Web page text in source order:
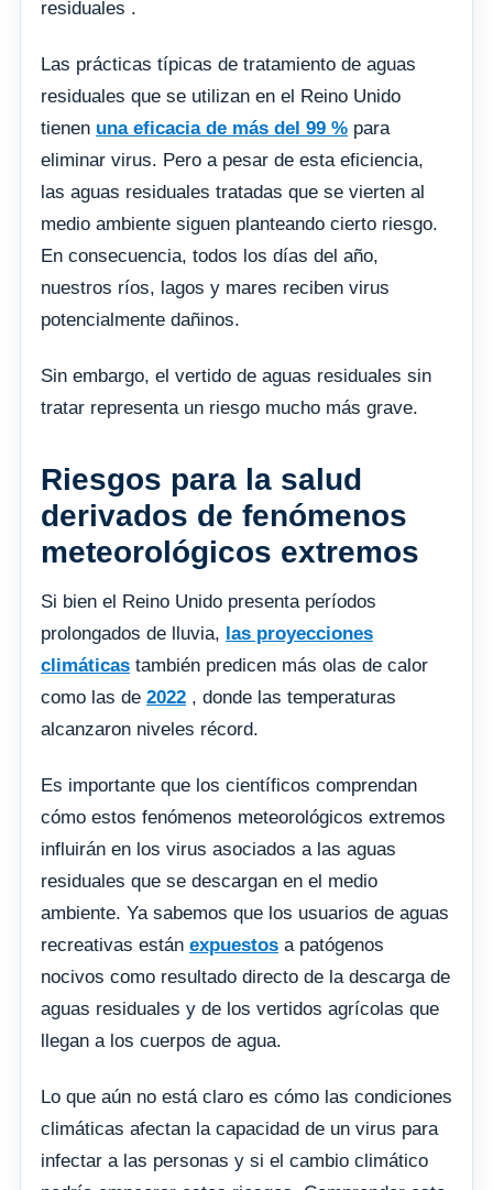
residuales .
Las prácticas típicas de tratamiento de aguas
residuales que se utilizan en el Reino Unido
tienen una eficacia de más del 99 % para
eliminar virus. Pero a pesar de esta eficiencia,
las aguas residuales tratadas que se vierten al
medio ambiente siguen planteando cierto riesgo.
En consecuencia, todos los días del año,
nuestros ríos, lagos y mares reciben virus
potencialmente dañinos.
Sin embargo, el vertido de aguas residuales sin
tratar representa un riesgo mucho más grave.
Riesgos para la salud
derivados de fenómenos
meteorológicos extremos
Si bien el Reino Unido presenta períodos
prolongados de lluvia, las proyecciones
climáticas también predicen más olas de calor
como las de 2022 , donde las temperaturas
alcanzaron niveles récord.
Es importante que los científicos comprendan
cómo estos fenómenos meteorológicos extremos
influirán en los virus asociados a las aguas
residuales que se descargan en el medio
ambiente. Ya sabemos que los usuarios de aguas
recreativas están expuestos a patógenos
nocivos como resultado directo de la descarga de
aguas residuales y de los vertidos agrícolas que
llegan a los cuerpos de agua.
Lo que aún no está claro es cómo las condiciones
climáticas afectan la capacidad de un virus para
infectar a las personas y si el cambio climático